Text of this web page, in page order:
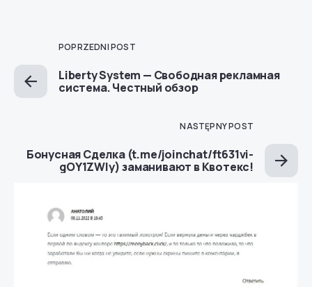
POPRZEDNI POST
Liberty System — Свободная рекламная
система. Честный обзор
NASTĘPNY POST
Бонусная Сделка (t.me/joinchat/ft631vi-
gOY1ZWIy) заманивают в Квотекс!